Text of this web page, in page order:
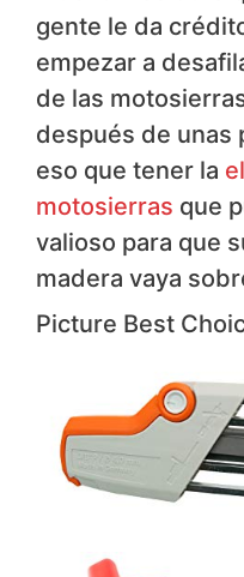
gente le da
empezar a
de las
después de unas
eso que tener la
motosierras que
valioso para que
madera vaya
Picture Best